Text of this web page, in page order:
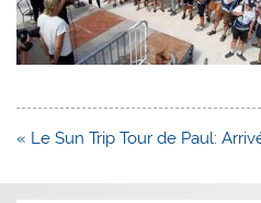
Navigation
l’article
« Le Sun Trip Tour de Paul: